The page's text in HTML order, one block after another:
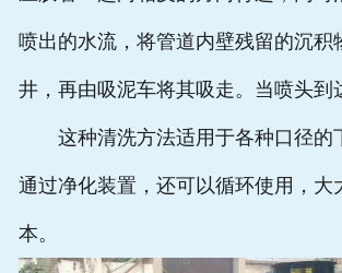
喷出的水流，将管道内壁残留的沉积
井，再由吸泥车将其吸走。当喷头到
这种清洗方法适用于各种口径的
通过净化装置，还可以循环使用，大
本。